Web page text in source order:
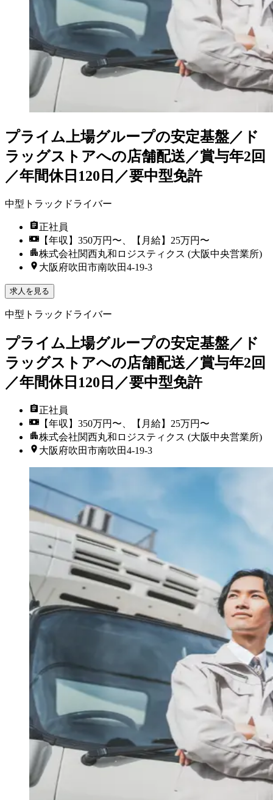
プライム上場グループの安定基盤／ド
ラッグストアへの店舗配送／賞与年2回
／年間休日120日／要中型免許
中型トラックドライバー
正社員
【年収】350万円〜、【月給】25万円〜
株式会社関西丸和ロジスティクス (大阪中央営業所)
大阪府吹田市南吹田4-19-3
求人を見る
中型トラックドライバー
プライム上場グループの安定基盤／ド
ラッグストアへの店舗配送／賞与年2回
／年間休日120日／要中型免許
正社員
【年収】350万円〜、【月給】25万円〜
株式会社関西丸和ロジスティクス (大阪中央営業所)
大阪府吹田市南吹田4-19-3